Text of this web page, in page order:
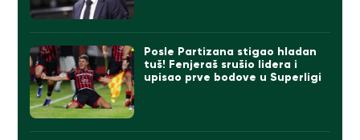
Posle Partizana stigao hladan
tuš! Fenjeraš srušio lidera i
upisao prve bodove u Superligi